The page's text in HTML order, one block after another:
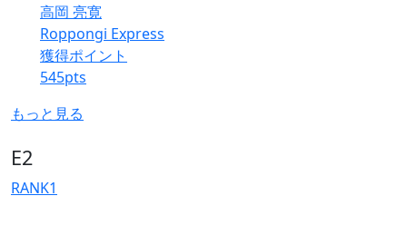
高岡 亮寛
Roppongi Express
獲得ポイント
545pts
もっと見る
E2
RANK1